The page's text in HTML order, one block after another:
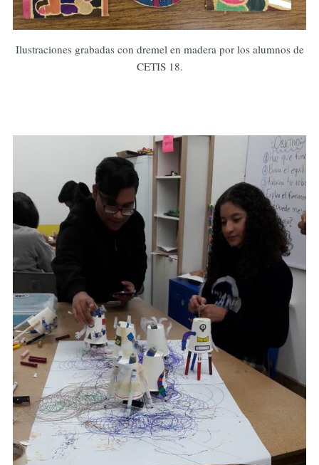
Ilustraciones grabadas con dremel en madera por los alumnos de
CETIS 18.